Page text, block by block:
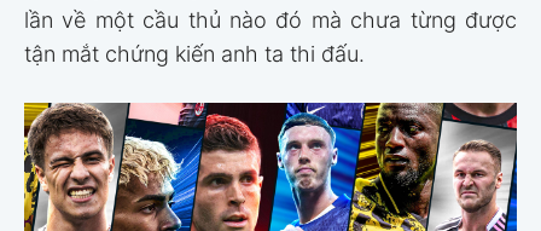
lần về một cầu thủ nào đó mà chưa từng được
tận mắt chứng kiến anh ta thi đấu.